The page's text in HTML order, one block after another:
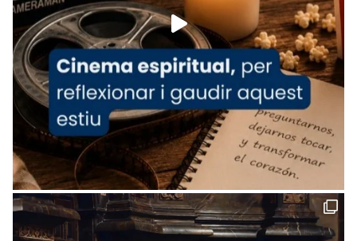
View on Facebook · Share
Arquebisbat de Barcelona
2 weeks ago
«Avui les santes Juliana i Semproniana ens
ajuden a alçar la mirada»
Mons. Sergi Gordo, bisbe de Tortosa, ha
presidit aquest 27 de juliol la missa de Les
Santes de Mataró.
🔗 tinyurl.com/cvu5jmbk